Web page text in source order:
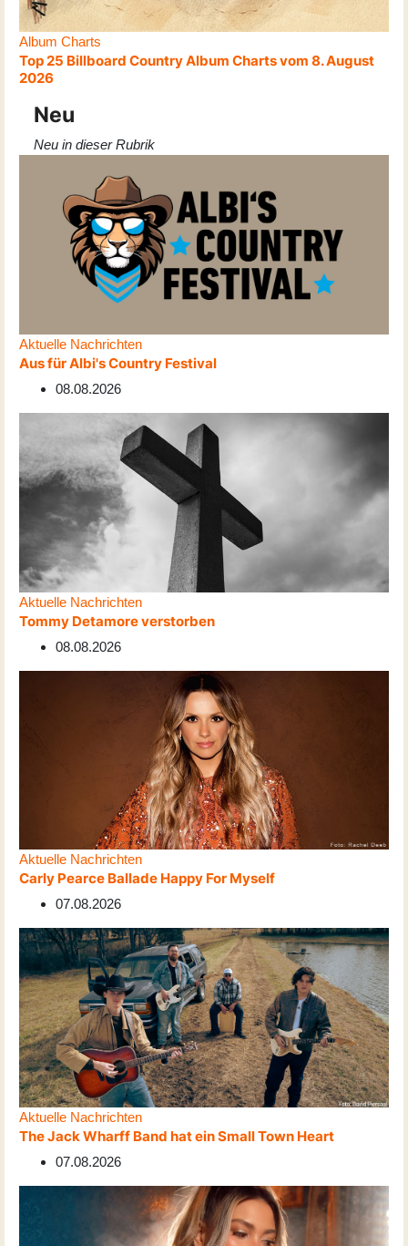
Album Charts
Top 25 Billboard Country Album Charts vom 8. August
2026
Neu
Neu in dieser Rubrik
Aktuelle Nachrichten
Aus für Albi's Country Festival
08.08.2026
Aktuelle Nachrichten
Tommy Detamore verstorben
08.08.2026
Aktuelle Nachrichten
Carly Pearce Ballade Happy For Myself
07.08.2026
Aktuelle Nachrichten
The Jack Wharff Band hat ein Small Town Heart
07.08.2026